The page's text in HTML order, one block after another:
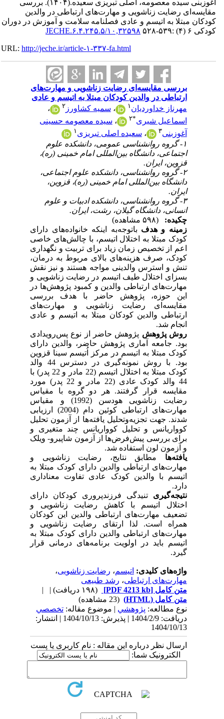
آغوزبنی سیده معصومه، اصلی تبریزی سعیده.(۱۴۰۴).
بررسی
مقایسه‌ای رضایت زناشویی و مهارت‌های ارتباطی در والدین
کودکان مبتلا به اتیسم و عادی فصلنامه سلامت و آموزش در دوران
کودکی ۶ (۴) :۵۳۹-۵۲۸
۱۰,۳۲۵۹۸/JECHE.۶.۴.۲۴۵.۵
URL:http://jeche.ir/article-۱-۳۳۷-fa.html
بررسی مقایسه‌ای رضایت زناشویی و مهارت‌های
ارتباطی در والدین کودکان مبتلا به اتیسم و عادی
مهرناز خداوردیان ۱ ،سمیه کشاورز ۲
،
اسماعیل شیری
۲ ،سیده معصومه حسینی
آغوزبنی
،سعیده اصلی تبریزی
۱- گروه روانشناسی عمومی، دانشکده علوم
اجتماعی، دانشگاه بین‌المللی امام خمینی (ره)،
قزوین، ایران.
۲- گروه روانشناسی، دانشکده علوم اجتماعی،
دانشگاه بین‌المللی امام خمینی (ره)، قزوین،
ایران.
۳- گروه روانشناسی، دانشکده ادبیات و علوم
انسانی، دانشگاه گیلان، رشت، ایران.
چکیده:
زمینه و هدفباتوجه‌به اینکه خانواده‌های دارای
کودک مبتلا به اختلال اتیسم، با چالش‌های خاصی
اعم از تخصیص زمان زیاد برای تربیت و نگهداری
کودک، صرف هزینه‌های بالای مربوط به درمان،
تنش و استرس والدینی مواجه هستند و نیز نقش
بسزای اختلال طیف اتیسم در رضایت زناشویی و
مهارت‌های ارتباطی والدین و کمبود پژوهش‌ها در
این حوزه، پژوهش حاضر با هدف بررسی
مقایسه‌ای رضایت زناشویی و مهارت‌های
ارتباطی والدین کودکان مبتلا به اتیسم و عادی
انجام شد.
روش پژوهش پژوهش حاضر از نوع پس‌رویدادی
بود. جامعه آماری پژوهش حاضر، والدین دارای
کودک مبتلا به اتیسم در مرکز اُتیسم سینا قزوین
بود. با روش نمونه‌گیری در دسترس 44 والد
کودک مبتلا به اختلال اتیسم (22 مادر و 22 پدر) با
44 والد کودک عادی (22 مادر و 22 پدر) مورد
مقایسه قرار گرفتند. هر دو گروه با مقیاس
رضایت زناشویی هودسن (1992) و مقیاس
مهارت‌های ارتباطی کوئین دام (2004) ارزیابی
شدند. جهت تجزیه‌وتحلیل یافته‌ها از آزمون تحلیل
کوواریانس و تحلیل کوواریانس چند متغیری و
برای بررسی پیش‌فرض‌ها از آزمون شاپیرو- ویلک
و آزمون لون استفاده شد.
یافته‌ها
مطابق نتایج، رضایت زناشویی و
مهارت‌های ارتباطی والدین دارای کودک مبتلا به
اتیسم با والدین کودک عادی تفاوت معناداری
دارد.
نتیجه‌گیریتنیدگی فرزندپروری کودکان دارای
اختلال اتیسم با کاهش رضایت زناشویی و
تضعیف مهارت‌های ارتباطی والدین این کودکان
همراه است. لذا ارتقای رضایت زناشویی و
مهارت‌های ارتباطی والدین دارای کودک مبتلا به
اتیسم باید در اولویت برنامه‌های درمانی قرار
گیرد.
واژه‌های کلیدی:اتیسم،رضایت زناشویی،
مهارت‌های ارتباطی،رشد طبیعی
متن کامل[PDF 4213 kb]
| |
متن کامل (HTML)
(23 مشاهده)
نوع مطالعه:پژوهشي| موضوع مقاله:تخصصي
دریافت: 1404/2/9 | پذیرش: 1404/10/13 | انتشار:
1404/10/13
ارسال نظر درباره این مقاله : نام کاربری یا پست
الکترونیک شما: